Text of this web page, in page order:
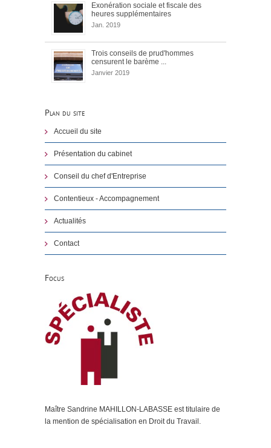
Exonération sociale et fiscale des
heures supplémentaires
Jan. 2019
Trois conseils de prud'hommes
censurent le barème ...
Janvier 2019
Plan du site
Accueil du site
Présentation du cabinet
Conseil du chef d'Entreprise
Contentieux - Accompagnement
Actualités
Contact
Focus
Maître Sandrine MAHILLON-LABASSE est titulaire de
la mention de spécialisation en Droit du Travail.